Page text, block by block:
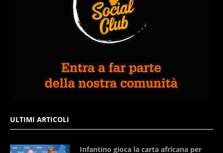
ULTIMI ARTICOLI
Infantino gioca la carta africana per